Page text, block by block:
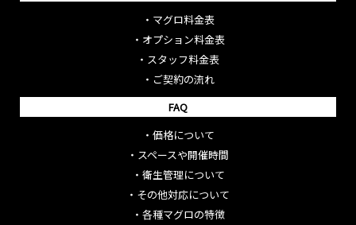
・ マグロ料金表
・ オプション料金表
・ スタッフ料金表
・ ご契約の流れ
FAQ
・ 価格について
・ スペースや開催時間
・ 衛生管理について
・ その他対応について
・ 各種マグロの特徴